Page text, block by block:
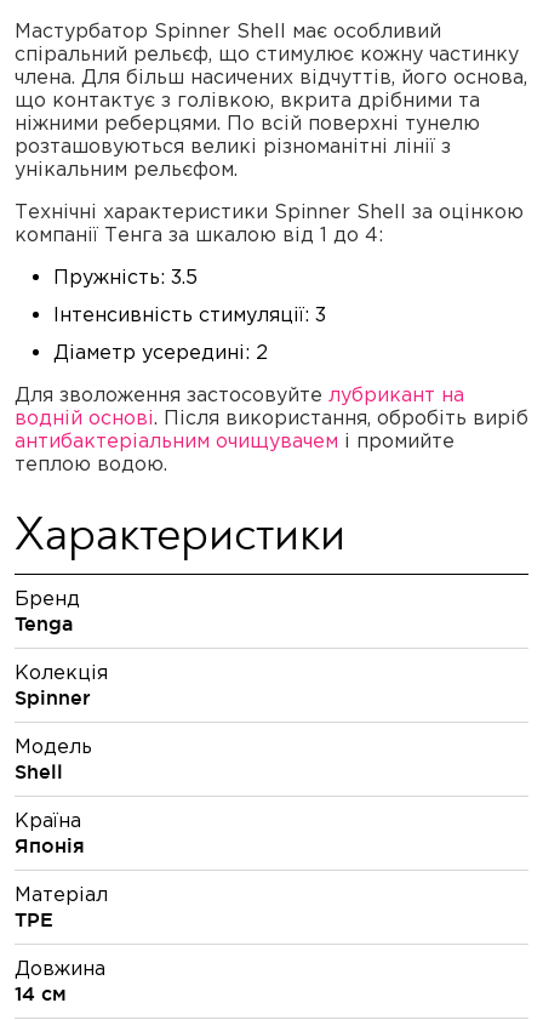
Мастурбатор Spinner Shell має особливий
спіральний рельєф, що стимулює кожну частинку
члена. Для більш насичених відчуттів, його основа,
що контактує з голівкою, вкрита дрібними та
ніжними реберцями. По всій поверхні тунелю
розташовуються великі різноманітні лінії з
унікальним рельєфом.
Технічні характеристики Spinner Shell за оцінкою
компанії Тенга за шкалою від 1 до 4:
Пружність: 3.5
Інтенсивність стимуляції: 3
Діаметр усередині: 2
Для зволоження застосовуйте лубрикант на
водній основі. Після використання, обробіть виріб
антибактеріальним очищувачем і промийте
теплою водою.
Характеристики
Бренд
Tenga
Колекція
Spinner
Модель
Shell
Країна
Японія
Матеріал
TPE
Довжина
14 см